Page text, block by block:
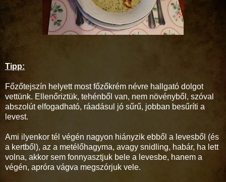
Tipp:
Főzőtejszín helyett most főzőkrém névre hallgató dolgot
vettünk. Ellenőriztük, tehénből van, nem növényből, szóval
abszolút elfogadható, ráadásul jó sűrű, jobban besűríti a
levest.
Ami ilyenkor tél végén nagyon hiányzik ebből a levesből (és
a kertből), az a metélőhagyma, avagy snidling, habár, ha lett
volna, akkor sem fonnyasztjuk bele a levesbe, hanem a
végén, apróra vágva megszórjuk vele.